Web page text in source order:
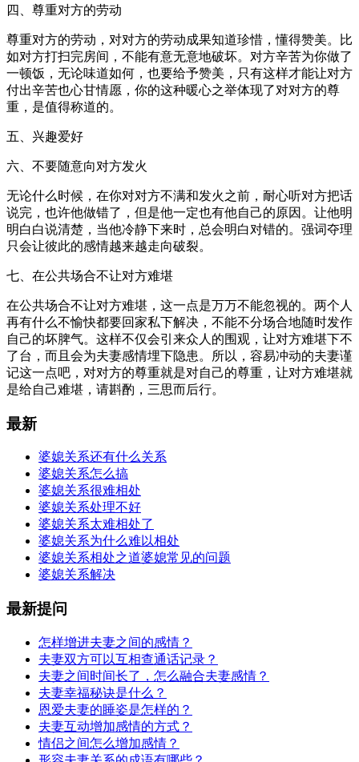
四、尊重对方的劳动
尊重对方的劳动，对对方的劳动成果知道珍惜，懂得赞美。比
如对方打扫完房间，不能有意无意地破坏。对方辛苦为你做了
一顿饭，无论味道如何，也要给予赞美，只有这样才能让对方
付出辛苦也心甘情愿，你的这种暖心之举体现了对对方的尊
重，是值得称道的。
五、兴趣爱好
六、不要随意向对方发火
无论什么时候，在你对对方不满和发火之前，耐心听对方把话
说完，也许他做错了，但是他一定也有他自己的原因。让他明
明白白说清楚，当他冷静下来时，总会明白对错的。强词夺理
只会让彼此的感情越来越走向破裂。
七、在公共场合不让对方难堪
在公共场合不让对方难堪，这一点是万万不能忽视的。两个人
再有什么不愉快都要回家私下解决，不能不分场合地随时发作
自己的坏脾气。这样不仅会引来众人的围观，让对方难堪下不
了台，而且会为夫妻感情埋下隐患。所以，容易冲动的夫妻谨
记这一点吧，对对方的尊重就是对自己的尊重，让对方难堪就
是给自己难堪，请斟酌，三思而后行。
最新
婆媳关系还有什么关系
婆媳关系怎么搞
婆媳关系很难相处
婆媳关系处理不好
婆媳关系太难相处了
婆媳关系为什么难以相处
婆媳关系相处之道婆媳常见的问题
婆媳关系解决
最新提问
怎样增进夫妻之间的感情？
夫妻双方可以互相查通话记录？
夫妻之间时间长了，怎么融合夫妻感情？
夫妻幸福秘诀是什么？
恩爱夫妻的睡姿是怎样的？
夫妻互动增加感情的方式？
情侣之间怎么增加感情？